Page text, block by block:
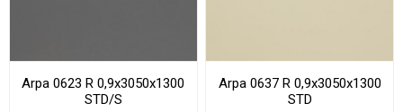
Arpa 0623 R 0,9x3050x1300
STD/S
Arpa 0637 R 0,9x3050x1300
STD